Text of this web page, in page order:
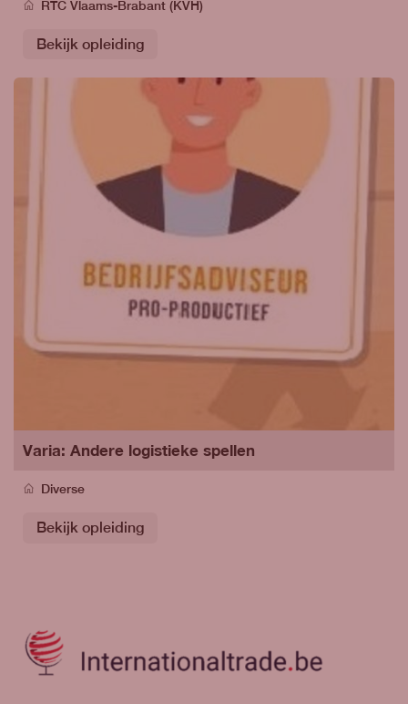
RTC Vlaams-Brabant (KVH)
Bekijk opleiding
Varia: Andere logistieke spellen
Diverse
Bekijk opleiding